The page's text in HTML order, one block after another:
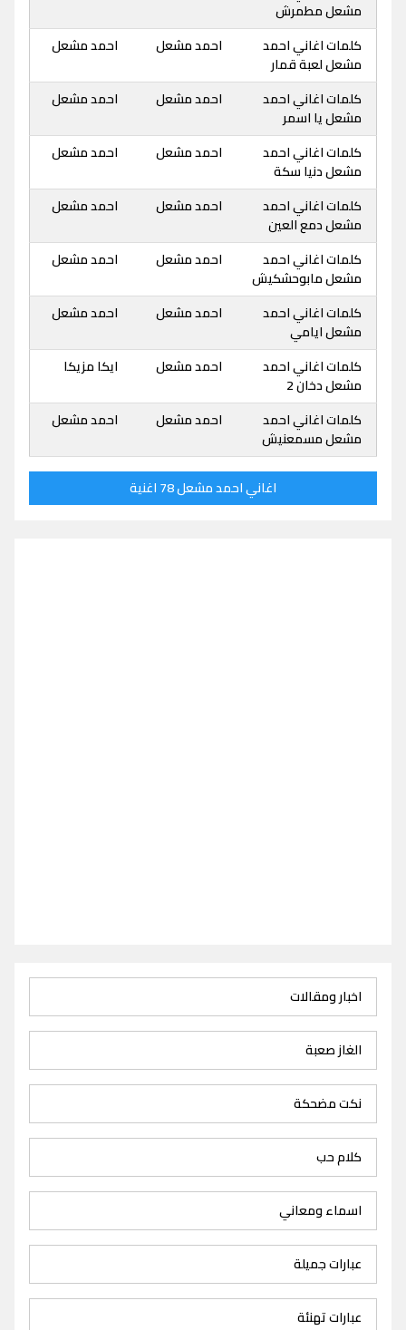
مشعل مطمرش
كلمات اغاني احمد
مشعل لعبة قمار
احمد مشعل احمد مشعل
كلمات اغاني احمد
مشعل يا اسمر
احمد مشعل احمد مشعل
كلمات اغاني احمد
مشعل دنيا سكة
احمد مشعل احمد مشعل
كلمات اغاني احمد
مشعل دمع العين
احمد مشعل احمد مشعل
كلمات اغاني احمد
مشعل مابوحشكيش
احمد مشعل احمد مشعل
كلمات اغاني احمد
مشعل ايامي
احمد مشعل احمد مشعل
كلمات اغاني احمد
مشعل دخان 2
احمد مشعل ايكا مزيكا
كلمات اغاني احمد
مشعل مسمعنيش
احمد مشعل احمد مشعل
اغاني احمد مشعل 78 اغنية
اخبار ومقالات
الغاز صعبة
نكت مضحكة
كلام حب
اسماء ومعاني
عبارات جميلة
عبارات تهنئة